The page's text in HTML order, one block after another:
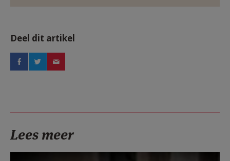
Deel dit artikel
Lees meer